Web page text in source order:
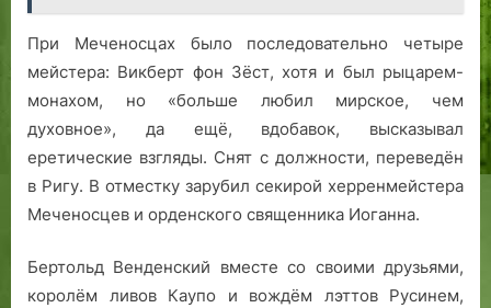
При Меченосцах было последовательно четыре
мейстера: Викберт фон Зёст, хотя и был рыцарем-
монахом, но «больше любил мирское, чем
духовное», да ещё, вдобавок, высказывал
еретические взгляды. Снят с должности, переведён
в Ригу. В отместку зарубил секирой херренмейстера
Меченосцев и орденского священника Иоганна.
Бертольд Венденский вместе со своими друзьями,
королём ливов Каупо и вождём лэттов Русинем,